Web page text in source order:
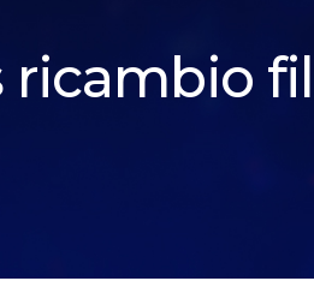
ricambio